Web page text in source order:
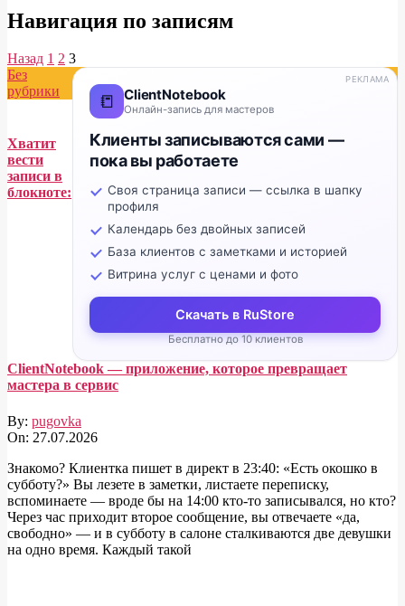
Навигация по записям
Назад 1 2 3
📒 ClientNotebook
Онлайн-запись для мастеров
Клиенты записываются сами —
пока вы работаете
Своя страница записи — ссылка в шапку
профиля
Календарь без двойных записей
База клиентов с заметками и историей
Витрина услуг с ценами и фото
Скачать в RuStore
Бесплатно до 10 клиентов
РЕКЛАМА
Без
рубрики
Хватит
вести
записи в
блокноте:
ClientNotebook — приложение, которое превращает
мастера в сервис
By: pugovka
On: 27.07.2026
Знакомо? Клиентка пишет в директ в 23:40: «Есть окошко в
субботу?» Вы лезете в заметки, листаете переписку,
вспоминаете — вроде бы на 14:00 кто-то записывался, но кто?
Через час приходит второе сообщение, вы отвечаете «да,
свободно» — и в субботу в салоне сталкиваются две девушки
на одно время. Каждый такой